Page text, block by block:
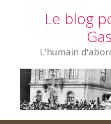
Le blog
L'humain